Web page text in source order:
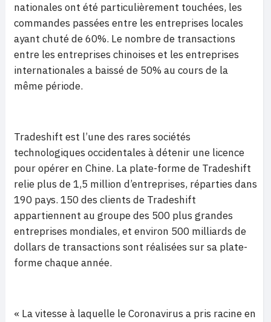
nationales ont été particulièrement touchées, les
commandes passées entre les entreprises locales
ayant chuté de 60%. Le nombre de transactions
entre les entreprises chinoises et les entreprises
internationales a baissé de 50% au cours de la
même période.
Tradeshift est l’une des rares sociétés
technologiques occidentales à détenir une licence
pour opérer en Chine. La plate-forme de Tradeshift
relie plus de 1,5 million d’entreprises, réparties dans
190 pays. 150 des clients de Tradeshift
appartiennent au groupe des 500 plus grandes
entreprises mondiales, et environ 500 milliards de
dollars de transactions sont réalisées sur sa plate-
forme chaque année.
« La vitesse à laquelle le Coronavirus a pris racine en